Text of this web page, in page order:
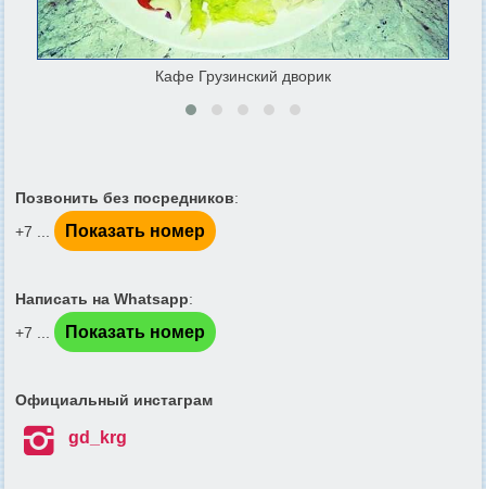
Кафе Грузинский дворик
Позвонить без посредников:
+7 ...
Показать номер
Написать на Whatsapp:
+7 ...
Показать номер
Официальный инстаграм
 gd_krg